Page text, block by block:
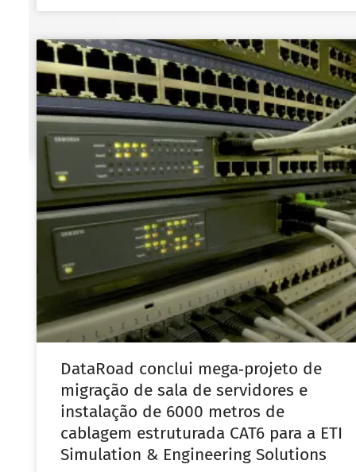
DataRoad conclui mega‑projeto de
migração de sala de servidores e
instalação de 6000 metros de
cablagem estruturada CAT6 para a ETI
Simulation & Engineering Solutions